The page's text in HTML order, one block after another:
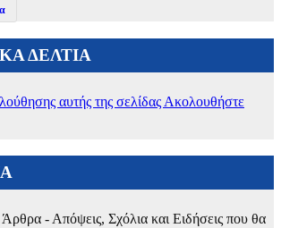
ΔΕΛΤΙΑ
αυτής της σελίδας Ακολουθήστε
- Απόψεις, Σχόλια και Ειδήσεις που θα